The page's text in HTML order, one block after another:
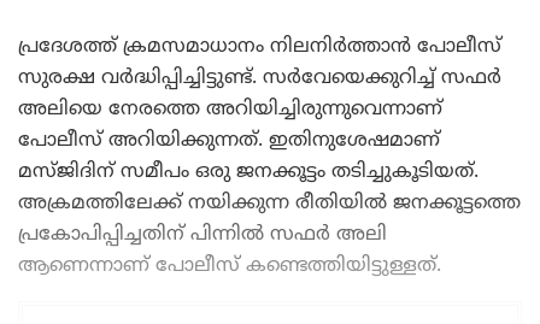
പ്രദേശത്ത് ക്രമസമാധാനം നിലനിർത്താൻ പോലീസ്
സുരക്ഷ വർദ്ധിപ്പിച്ചിട്ടുണ്ട്. സർവേയെക്കുറിച്ച് സഫർ
അലിയെ നേരത്തെ അറിയിച്ചിരുന്നുവെന്നാണ്
പോലീസ് അറിയിക്കുന്നത്. ഇതിനുശേഷമാണ്
മസ്ജിദിന് സമീപം ഒരു ജനക്കൂട്ടം തടിച്ചുകൂടിയത്.
അക്രമത്തിലേക്ക് നയിക്കുന്ന രീതിയിൽ ജനക്കൂട്ടത്തെ
പ്രകോപിപ്പിച്ചതിന് പിന്നിൽ സഫർ അലി
ആണെന്നാണ് പോലീസ് കണ്ടെത്തിയിട്ടുള്ളത്.